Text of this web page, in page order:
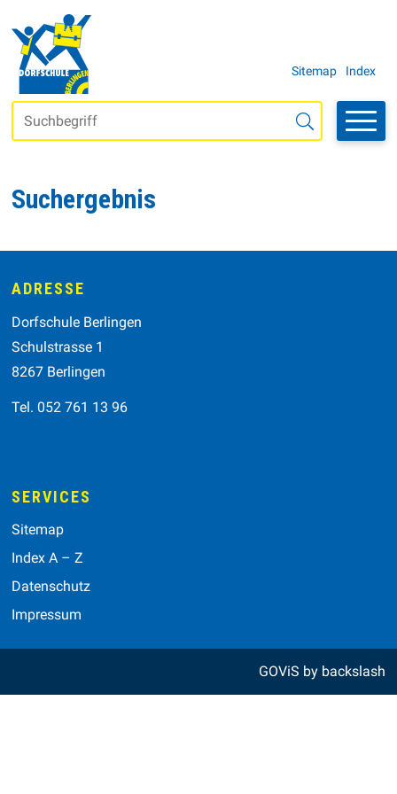
Navigieren in der Schule
SCHNELLNAVIGATION
Sitemap Index
Suchbegriff
Suche starten
Suchergebnis
Footer
ADRESSE
Dorfschule Berlingen
Schulstrasse 1
8267 Berlingen
Tel. 052 761 13 96
SERVICES
Sitemap
Index A – Z
Datenschutz
Impressum
GOViS by backslash